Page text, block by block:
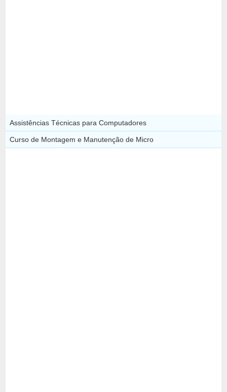
Assistências Técnicas para Computadores
Curso de Montagem e Manutenção de Micro